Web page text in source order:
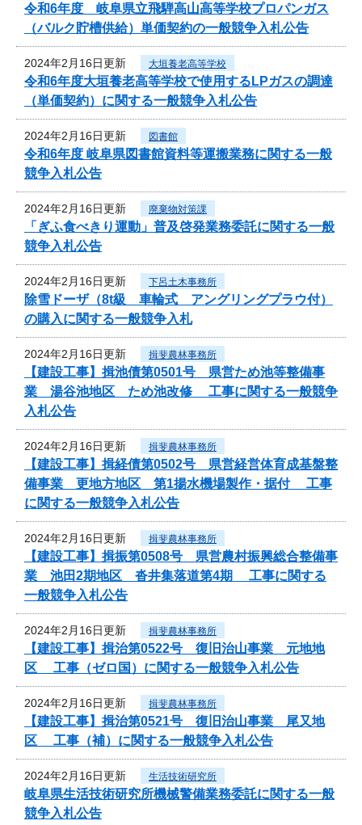
令和6年度 岐阜県立飛騨高山高等学校プロパンガス
（バルク貯槽供給）単価契約の一般競争入札公告
2024年2月16日更新 大垣養老高等学校
令和6年度大垣養老高等学校で使用するLPガスの調達
（単価契約）に関する一般競争入札公告
2024年2月16日更新 図書館
令和6年度 岐阜県図書館資料等運搬業務に関する一般
競争入札公告
2024年2月16日更新 廃棄物対策課
「ぎふ食べきり運動」普及啓発業務委託に関する一般
競争入札公告
2024年2月16日更新 下呂土木事務所
除雪ドーザ（8t級 車輪式 アングリングプラウ付）
の購入に関する一般競争入札
2024年2月16日更新 揖斐農林事務所
【建設工事】揖池債第0501号 県営ため池等整備事
業 湯谷池地区 ため池改修 工事に関する一般競争
入札公告
2024年2月16日更新 揖斐農林事務所
【建設工事】揖経債第0502号 県営経営体育成基盤整
備事業 更地方地区 第1揚水機場製作・据付 工事
に関する一般競争入札公告
2024年2月16日更新 揖斐農林事務所
【建設工事】揖振第0508号 県営農村振興総合整備事
業 池田2期地区 沓井集落道第4期 工事に関する
一般競争入札公告
2024年2月16日更新 揖斐農林事務所
【建設工事】揖治第0522号 復旧治山事業 元地地
区 工事（ゼロ国）に関する一般競争入札公告
2024年2月16日更新 揖斐農林事務所
【建設工事】揖治第0521号 復旧治山事業 尾又地
区 工事（補）に関する一般競争入札公告
2024年2月16日更新 生活技術研究所
岐阜県生活技術研究所機械警備業務委託に関する一般
競争入札公告